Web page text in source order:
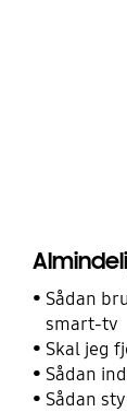
Sådan
smart-tv
Skal jeg
Sådan
Sådan